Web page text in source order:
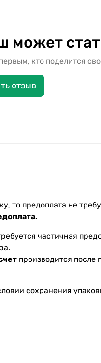
может
кто поделится
отзыв
то предоплата не
частичная
производится после
сохранения